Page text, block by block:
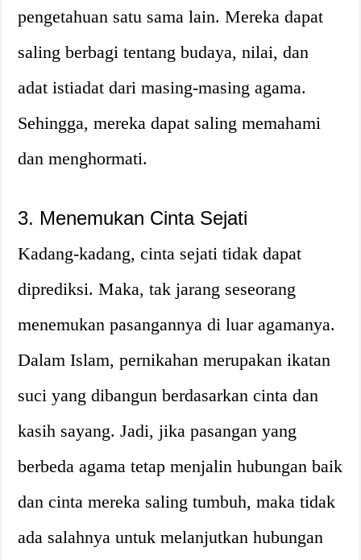
pengetahuan satu sama lain. Mereka dapat
saling berbagi tentang budaya, nilai, dan
adat istiadat dari masing-masing agama.
Sehingga, mereka dapat saling memahami
dan menghormati.
3. Menemukan Cinta Sejati
Kadang-kadang, cinta sejati tidak dapat
diprediksi. Maka, tak jarang seseorang
menemukan pasangannya di luar agamanya.
Dalam Islam, pernikahan merupakan ikatan
suci yang dibangun berdasarkan cinta dan
kasih sayang. Jadi, jika pasangan yang
berbeda agama tetap menjalin hubungan baik
dan cinta mereka saling tumbuh, maka tidak
ada salahnya untuk melanjutkan hubungan